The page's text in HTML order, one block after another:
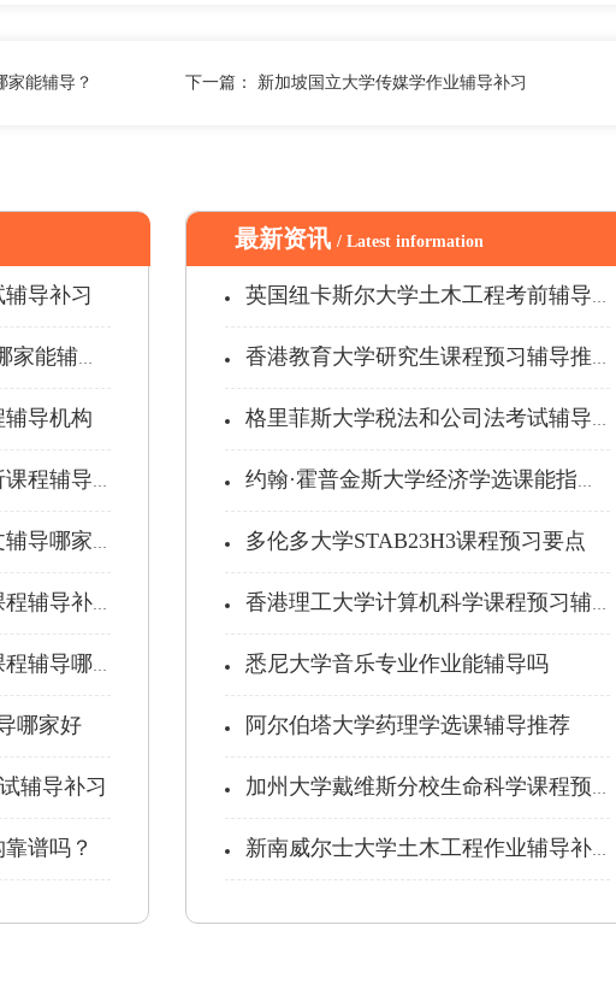
家能辅导？ 下一篇： 新加坡国立大学传媒学作业辅导补习
导补习
辅导？
导机构
辅导补习
哪家好？
补习推...
导哪家好
哪家好
辅导补习
谱吗？
最新资讯 / Latest information
英国纽卡斯尔大学土木工程考前辅导哪家...
香港教育大学研究生课程预习辅导推荐
格里菲斯大学税法和公司法考试辅导补习
约翰·霍普金斯大学经济学选课能指导吗...
多伦多大学STAB23H3课程预习要点
香港理工大学计算机科学课程预习辅导
悉尼大学音乐专业作业能辅导吗
阿尔伯塔大学药理学选课辅导推荐
加州大学戴维斯分校生命科学课程预习辅...
新南威尔士大学土木工程作业辅导补习